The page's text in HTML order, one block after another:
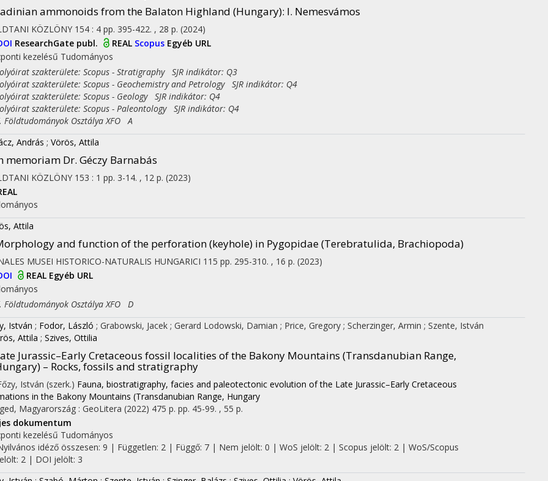
ammonoids from the Balaton Highland (Hungary): I. Nemesvámos
KÖZLÖNY 154 : 4 pp. 395-422. , 28 p. (2024)
ResearchGate publ. REAL Scopus Egyéb URL
kezelésű Tudományos
szakterülete: Scopus - Stratigraphy SJR indikátor: Q3
szakterülete: Scopus - Geochemistry and Petrology SJR indikátor: Q4
szakterülete: Scopus - Geology SJR indikátor: Q4
szakterülete: Scopus - Paleontology SJR indikátor: Q4
Osztálya XFO A
András ; Vörös, Attila
memoriam Dr. Géczy Barnabás
KÖZLÖNY 153 : 1 pp. 3-14. , 12 p. (2023)
Attila
and function of the perforation (keyhole) in Pygopidae (Terebratulida, Brachiopoda)
MUSEI HISTORICO-NATURALIS HUNGARICI 115 pp. 295-310. , 16 p. (2023)
REAL Egyéb URL
Osztálya XFO D
István ; Fodor, László ; Grabowski, Jacek ; Gerard Lodowski, Damian ; Price, Gregory ; Scherzinger, Armin ; Szente, István
Attila ; Szives, Ottilia
Jurassic–Early Cretaceous fossil localities of the Bakony Mountains (Transdanubian Range,
– Rocks, fossils and stratigraphy
István (szerk.) Fauna, biostratigraphy, facies and paleotectonic evolution of the Late Jurassic–Early Cretaceous
in the Bakony Mountains (Transdanubian Range, Hungary
Magyarország : GeoLitera (2022) 475 p. pp. 45-99. , 55 p.
dokumentum
kezelésű Tudományos
idéző összesen: 9 | Független: 2 | Függő: 7 | Nem jelölt: 0 | WoS jelölt: 2 | Scopus jelölt: 2 | WoS/Scopus
2 | DOI jelölt: 3